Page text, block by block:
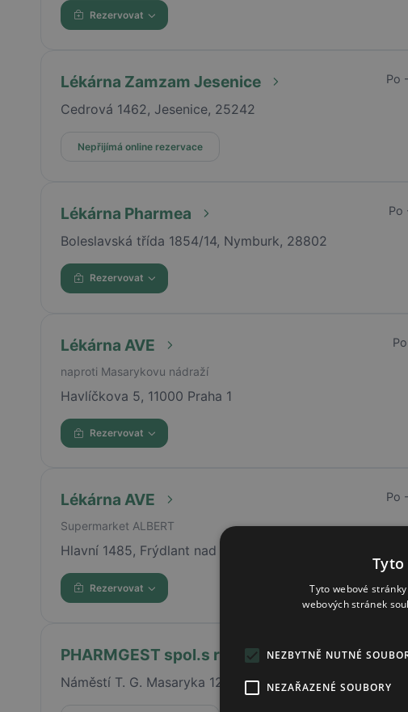
Rezervovat
Lékárna Zamzam Jesenice
Cedrová 1462, Jesenice, 25242
Po
Nepřijímá online rezervace
Lékárna Pharmea
Boleslavská třída 1854/14, Nymburk, 28802
Po
Rezervovat
Lékárna AVE
naproti Masarykovu nádraží
Havlíčkova 5, 11000 Praha 1
Rezervovat
Lékárna AVE
Supermarket ALBERT
Hlavní 1485, Frýdlant nad Ostravicí, 73911
Po
Rezervovat
PHARMGEST spol.s r.o., Lékárna
Náměstí T. G. Masaryka 123, 261 01, Příbram
Po
Tyto webové
webových stránek
NEZBYTNĚ NUTNÉ
NEZAŘAZENÉ SOUBORY